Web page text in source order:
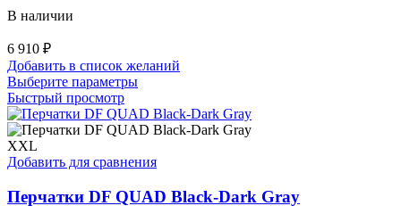
В наличии
6 910 ₽
Добавить в список желаний
Выберите параметрыЭтот
имеет
несколько
Опции
выбрать
на
Быстрый просмотр
XXL
Добавить для сравнения
Перчатки DF QUAD Black-Dark Gray